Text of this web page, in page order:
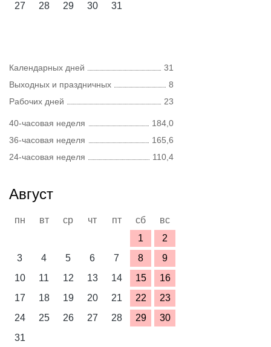
27
28 29 30 31
Календарных дней
31
Выходных и праздничных
8
Рабочих дней
23
40-часовая неделя
184,0
36-часовая неделя
165,6
24-часовая неделя
110,4
Август
пн вт ср чт пт сб
вс
1
2
3
4 5 6 7 8
9
10
11 12 13 14 15
16
17
18 19 20 21 22
23
24
25 26 27 28 29
30
31